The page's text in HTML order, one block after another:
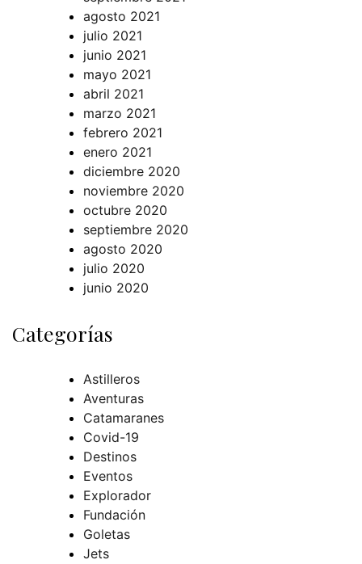
agosto 2021
julio 2021
junio 2021
mayo 2021
abril 2021
marzo 2021
febrero 2021
enero 2021
diciembre 2020
noviembre 2020
octubre 2020
septiembre 2020
agosto 2020
julio 2020
junio 2020
Categorías
Astilleros
Aventuras
Catamaranes
Covid-19
Destinos
Eventos
Explorador
Fundación
Goletas
Jets